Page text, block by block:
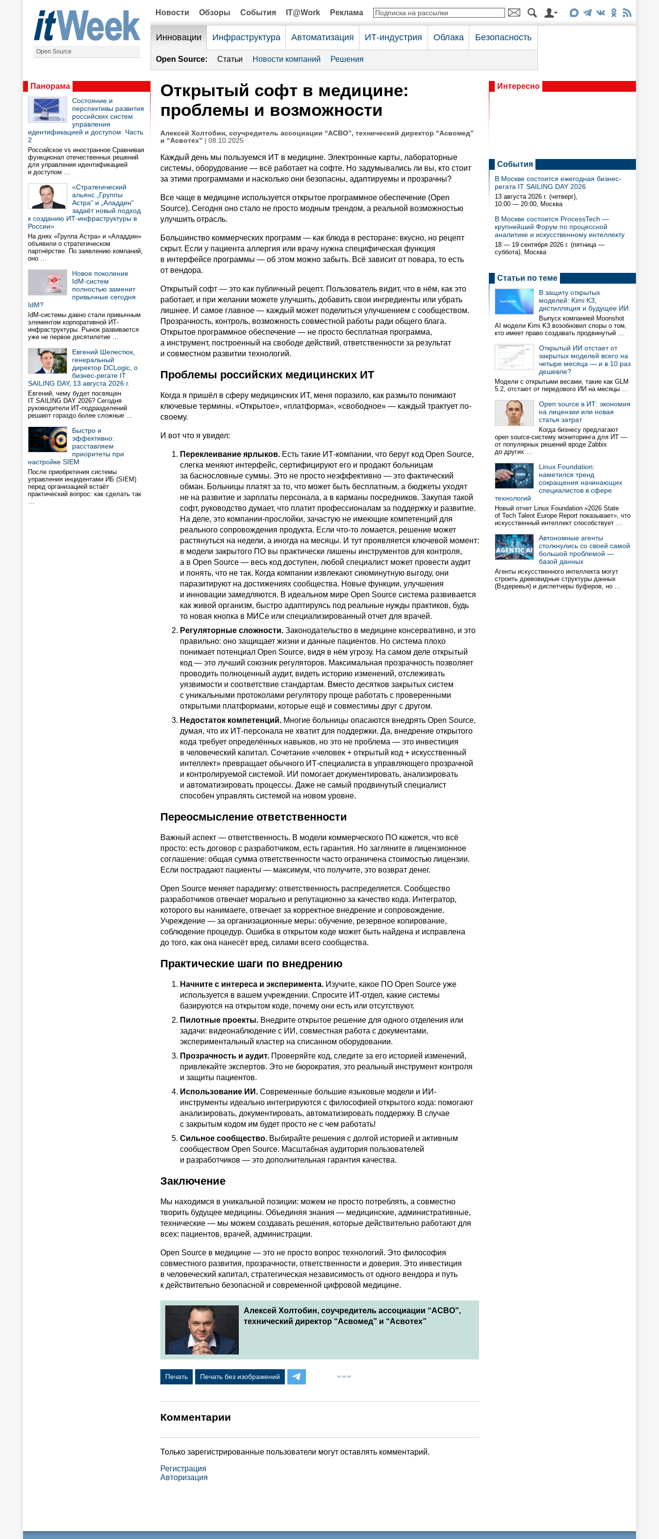
Open Source
Новости Обзоры События IT@Work Реклама
Инновации Инфраструктура Автоматизация ИТ-индустрия Облака Безопасность
Open Source: Статьи Новости компаний Решения
Панорама
Состояние и
перспективы развития
российских систем
управления
идентификацией и доступом. Часть
2
Российское vs иностранное Сравнивая
функционал отечественных решений
для управления идентификацией
и доступом …
«Стратегический
альянс „Группы
Астра“ и „Аладдин“
задаёт новый подход
к созданию ИТ-инфраструктуры в
России»
На днях «Группа Астра» и «Аладдин»
объявили о стратегическом
партнёрстве. По заявлению компаний,
оно …
Новое поколение
IdM-систем
полностью заменит
привычные сегодня
IdM?
IdM-системы давно стали привычным
элементом корпоративной ИТ-
инфраструктуры. Рынок развивается
уже не первое десятилетие …
Евгений Шелестюк,
генеральный
директор DCLogic, о
бизнес-регате IT
SAILING DAY, 13 августа 2026 г.
Евгений, чему будет посвящен
IT SAILING DAY 2026? Сегодня
руководители ИТ-подразделений
решают гораздо более сложные …
Быстро и
эффективно:
расставляем
приоритеты при
настройке SIEM
После приобретения системы
управления инцидентами ИБ (SIEM)
перед организацией встаёт
практический вопрос: как сделать так
…
Открытый софт в медицине:
проблемы и возможности
Алексей Холтобин, соучредитель ассоциации “АСВО”, технический директор “Асвомед”
и “Асвотех” | 08.10.2025
Каждый день мы пользуемся ИТ в медицине. Электронные карты, лабораторные
системы, оборудование — всё работает на софте. Но задумывались ли вы, кто стоит
за этими программами и насколько они безопасны, адаптируемы и прозрачны?
Все чаще в медицине используется открытое программное обеспечение (Open
Source). Сегодня оно стало не просто модным трендом, а реальной возможностью
улучшить отрасль.
Большинство коммерческих программ — как блюда в ресторане: вкусно, но рецепт
скрыт. Если у пациента аллергия или врачу нужна специфическая функция
в интерфейсе программы — об этом можно забыть. Всё зависит от повара, то есть
от вендора.
Открытый софт — это как публичный рецепт. Пользователь видит, что в нём, как это
работает, и при желании можете улучшить, добавить свои ингредиенты или убрать
лишнее. И самое главное — каждый может поделиться улучшением с сообществом.
Прозрачность, контроль, возможность совместной работы ради общего блага.
Открытое программное обеспечение — не просто бесплатная программа,
а инструмент, построенный на свободе действий, ответственности за результат
и совместном развитии технологий.
Проблемы российских медицинских ИТ
Когда я пришёл в сферу медицинских ИТ, меня поразило, как размыто понимают
ключевые термины. «Открытое», «платформа», «свободное» — каждый трактует по-
своему.
И вот что я увидел:
Переклеивание ярлыков. Есть такие ИТ-компании, что берут код Open Source,
слегка меняют интерфейс, сертифицируют его и продают больницам
за баснословные суммы. Это не просто неэффективно — это фактический
обман. Больницы платят за то, что может быть бесплатным, а бюджеты уходят
не на развитие и зарплаты персонала, а в карманы посредников. Закупая такой
софт, руководство думает, что платит профессионалам за поддержку и развитие.
На деле, это компании-прослойки, зачастую не имеющие компетенций для
реального сопровождения продукта. Если что-то ломается, решение может
растянуться на недели, а иногда на месяцы. И тут проявляется ключевой момент:
в модели закрытого ПО вы практически лишены инструментов для контроля,
а в Open Source — весь код доступен, любой специалист может провести аудит
и понять, что не так. Когда компании извлекают сиюминутную выгоду, они
паразитируют на достижениях сообщества. Новые функции, улучшения
и инновации замедляются. В идеальном мире Open Source система развивается
как живой организм, быстро адаптируясь под реальные нужды практиков, будь
то новая кнопка в МИСе или специализированный отчет для врачей.
Регуляторные сложности. Законодательство в медицине консервативно, и это
правильно: оно защищает жизни и данные пациентов. Но система плохо
понимает потенциал Open Source, видя в нём угрозу. На самом деле открытый
код — это лучший союзник регуляторов. Максимальная прозрачность позволяет
проводить полноценный аудит, видеть историю изменений, отслеживать
уязвимости и соответствие стандартам. Вместо десятков закрытых систем
с уникальными протоколами регулятору проще работать с проверенными
открытыми платформами, которые ещё и совместимы друг с другом.
Недостаток компетенций. Многие больницы опасаются внедрять Open Source,
думая, что их ИТ-персонала не хватит для поддержки. Да, внедрение открытого
кода требует определённых навыков, но это не проблема — это инвестиция
в человеческий капитал. Сочетание «человек + открытый код + искусственный
интеллект» превращает обычного ИТ-специалиста в управляющего прозрачной
и контролируемой системой. ИИ помогает документировать, анализировать
и автоматизировать процессы. Даже не самый продвинутый специалист
способен управлять системой на новом уровне.
Переосмысление ответственности
Важный аспект — ответственность. В модели коммерческого ПО кажется, что всё
просто: есть договор с разработчиком, есть гарантия. Но загляните в лицензионное
соглашение: общая сумма ответственности часто ограничена стоимостью лицензии.
Если пострадают пациенты — максимум, что получите, это возврат денег.
Open Source меняет парадигму: ответственность распределяется. Сообщество
разработчиков отвечает морально и репутационно за качество кода. Интегратор,
которого вы нанимаете, отвечает за корректное внедрение и сопровождение.
Учреждение — за организационные меры: обучение, резервное копирование,
соблюдение процедур. Ошибка в открытом коде может быть найдена и исправлена
до того, как она нанесёт вред, силами всего сообщества.
Практические шаги по внедрению
Начните с интереса и эксперимента. Изучите, какое ПО Open Source уже
используется в вашем учреждении. Спросите ИТ-отдел, какие системы
базируются на открытом коде, почему они есть или отсутствуют.
Пилотные проекты. Внедрите открытое решение для одного отделения или
задачи: видеонаблюдение с ИИ, совместная работа с документами,
экспериментальный кластер на списанном оборудовании.
Прозрачность и аудит. Проверяйте код, следите за его историей изменений,
привлекайте экспертов. Это не бюрократия, это реальный инструмент контроля
и защиты пациентов.
Использование ИИ. Современные большие языковые модели и ИИ-
инструменты идеально интегрируются с философией открытого кода: помогают
анализировать, документировать, автоматизировать поддержку. В случае
с закрытым кодом им будет просто не с чем работать!
Сильное сообщество. Выбирайте решения с долгой историей и активным
сообществом Open Source. Масштабная аудитория пользователей
и разработчиков — это дополнительная гарантия качества.
Заключение
Мы находимся в уникальной позиции: можем не просто потреблять, а совместно
творить будущее медицины. Объединяя знания — медицинские, административные,
технические — мы можем создавать решения, которые действительно работают для
всех: пациентов, врачей, администрации.
Open Source в медицине — это не просто вопрос технологий. Это философия
совместного развития, прозрачности, ответственности и доверия. Это инвестиция
в человеческий капитал, стратегическая независимость от одного вендора и путь
к действительно безопасной и современной цифровой медицине.
Алексей Холтобин, соучредитель ассоциации “АСВО”,
технический директор “Асвомед” и “Асвотех”
Печать Печать без изображений
Комментарии
Только зарегистрированные пользователи могут оставлять комментарий.
Регистрация
Авторизация
Интересно
События
В Москве состоится ежегодная бизнес-
регата IT SAILING DAY 2026
13 августа 2026 г. (четверг),
10:00 — 20:00, Москва
В Москве состоится ProcessTech —
крупнейший Форум по процессной
аналитике и искусственному интеллекту
18 — 19 сентября 2026 г. (пятница —
суббота), Москва
Статьи по теме
В защиту открытых
моделей: Kimi K3,
дистилляция и будущее ИИ
Выпуск компанией Moonshot
AI модели Kimi K3 возобновил споры о том,
кто имеет право создавать продвинутый …
Открытый ИИ отстает от
закрытых моделей всего на
четыре месяца — и в 10 раз
дешевле?
Модели с открытыми весами, такие как GLM
5.2, отстают от передового ИИ на месяцы …
Open source в ИТ: экономия
на лицензии или новая
статья затрат
Когда бизнесу предлагают
open source-систему мониторинга для ИТ —
от популярных решений вроде Zabbix
до других …
Linux Foundation:
наметился тренд
сокращения начинающих
специалистов в сфере
технологий
Новый отчет Linux Foundation «2026 State
of Tech Talent Europe Report показывает», что
искусственный интеллект способствует …
Автономные агенты
столкнулись со своей самой
большой проблемой —
базой данных
Агенты искусственного интеллекта могут
строить древовидные структуры данных
(B±деревья) и диспетчеры буферов, но …